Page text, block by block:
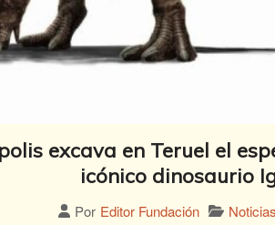
excava en Teruel el
icónico dinosaurio
Por Editor Fundación Noticias